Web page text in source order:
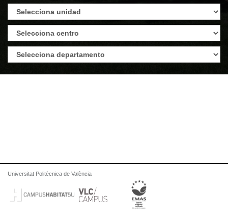
Universitat Politècnica de València